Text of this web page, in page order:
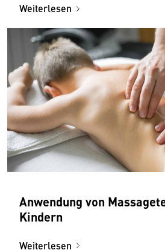
Weiterlesen
Anwendung von
Kindern
Weiterlesen